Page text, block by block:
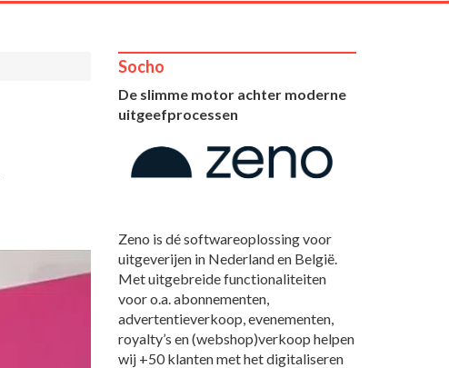
Socho
De slimme motor achter moderne
uitgeefprocessen
Zeno is dé softwareoplossing voor
uitgeverijen in Nederland en België.
Met uitgebreide functionaliteiten
voor o.a. abonnementen,
advertentieverkoop, evenementen,
royalty’s en (webshop)verkoop helpen
wij +50 klanten met het digitaliseren